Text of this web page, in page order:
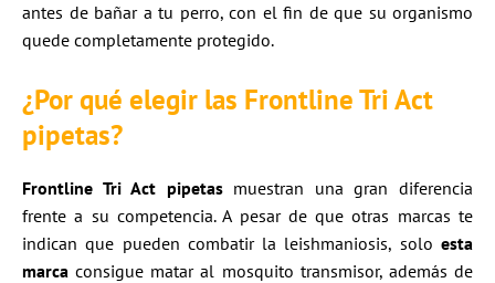
antes de bañar a tu perro, con el fin de que su organismo
quede completamente protegido.
¿Por qué elegir las Frontline Tri Act
pipetas?
Frontline Tri Act pipetasmuestran una gran diferencia
frente a su competencia. A pesar de que otras marcas te
indican que pueden combatir la leishmaniosis, solo esta
marca consigue matar al mosquito transmisor, además de